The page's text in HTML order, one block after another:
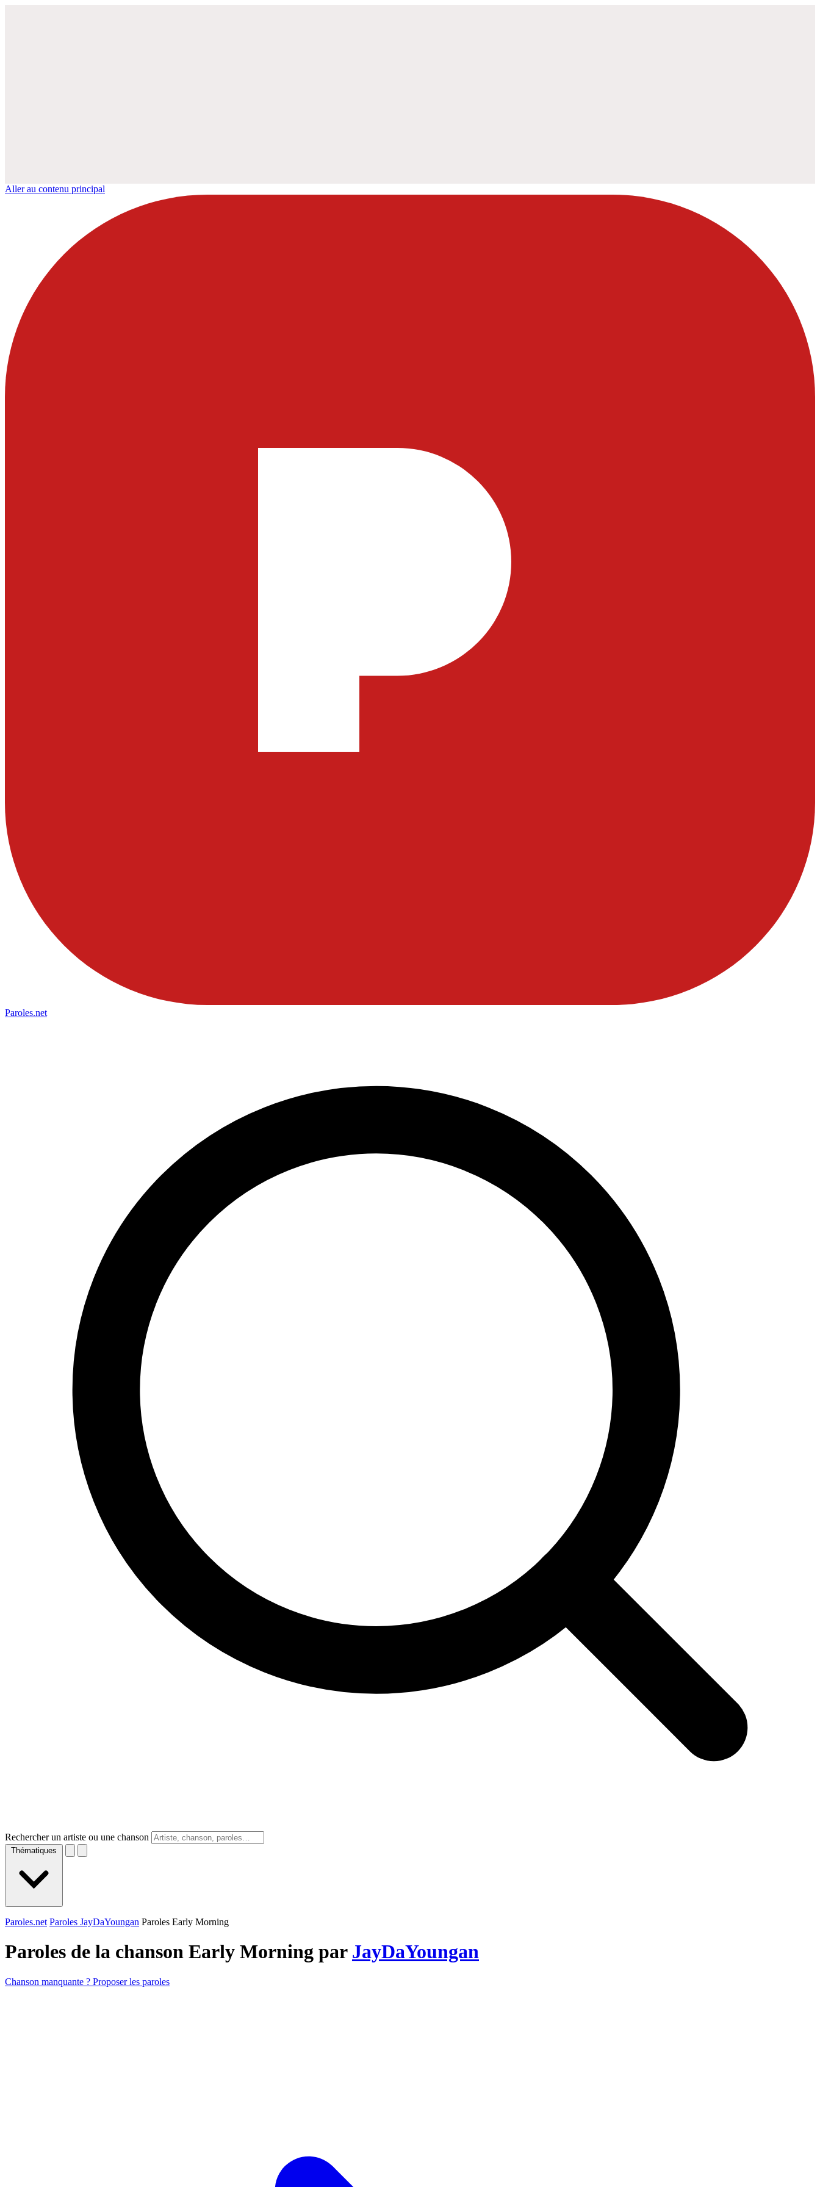
Aller au contenu principal
Paroles.net
Rechercher un artiste ou une chanson
Thématiques
Paroles.net Paroles JayDaYoungan Paroles Early Morning
Paroles de la chanson Early Morning par JayDaYoungan
Chanson manquante ? Proposer les paroles